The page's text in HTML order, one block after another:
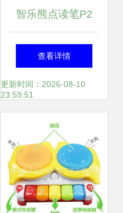
智乐熊点读笔P2
开启孩子知识花园
的智慧钥匙
查看详情
更新时间：2026-08-10
23:59:51